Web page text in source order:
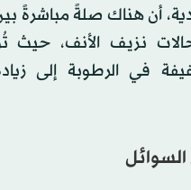
أن هناك صلةً مباشرةً
حالات نزيف الأنف،
في الرطوبة إلى